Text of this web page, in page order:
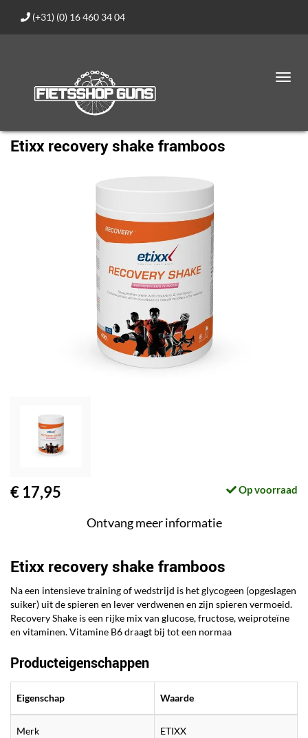
(+31) (0) 16 460 34 04
Etixx recovery shake framboos
€ 17,95 Op voorraad
Ontvang meer informatie
Etixx recovery shake framboos
Na een intensieve training of wedstrijd is het glycogeen (opgeslagen
suiker) uit de spieren en lever verdwenen en zijn spieren vermoeid.
Recovery Shake is een rijke mix van glucose, fructose, weiproteïne
en vitaminen. Vitamine B6 draagt bij tot een normaa
Producteigenschappen
Eigenschap Waarde
Merk ETIXX